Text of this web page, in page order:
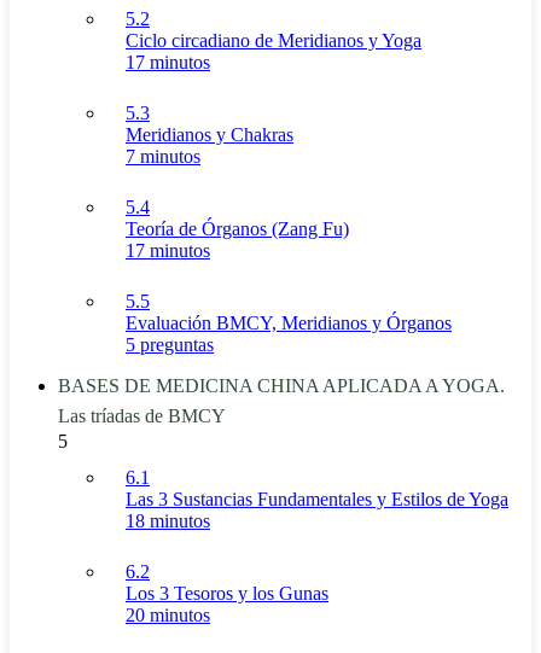
5.2
Ciclo circadiano de Meridianos y Yoga
17 minutos
5.3
Meridianos y Chakras
7 minutos
5.4
Teoría de Órganos (Zang Fu)
17 minutos
5.5
Evaluación BMCY, Meridianos y Órganos
5 preguntas
BASES DE MEDICINA CHINA APLICADA A YOGA.
Las tríadas de BMCY
5
6.1
Las 3 Sustancias Fundamentales y Estilos de Yoga
18 minutos
6.2
Los 3 Tesoros y los Gunas
20 minutos